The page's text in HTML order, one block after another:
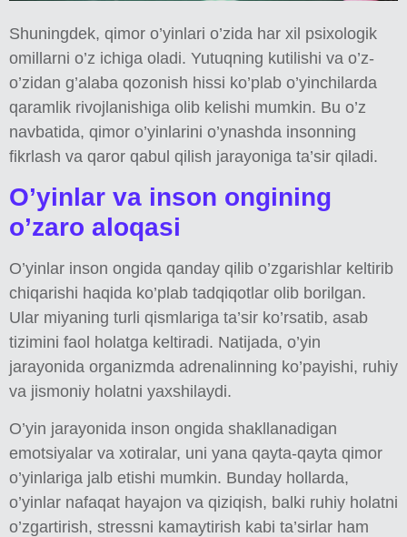
Shuningdek, qimor o’yinlari o’zida har xil psixologik
omillarni o’z ichiga oladi. Yutuqning kutilishi va o’z-
o’zidan g’alaba qozonish hissi ko’plab o’yinchilarda
qaramlik rivojlanishiga olib kelishi mumkin. Bu o’z
navbatida, qimor o’yinlarini o’ynashda insonning
fikrlash va qaror qabul qilish jarayoniga ta’sir qiladi.
O’yinlar va inson ongining
o’zaro aloqasi
O’yinlar inson ongida qanday qilib o’zgarishlar keltirib
chiqarishi haqida ko’plab tadqiqotlar olib borilgan.
Ular miyaning turli qismlariga ta’sir ko’rsatib, asab
tizimini faol holatga keltiradi. Natijada, o’yin
jarayonida organizmda adrenalinning ko’payishi, ruhiy
va jismoniy holatni yaxshilaydi.
O’yin jarayonida inson ongida shakllanadigan
emotsiyalar va xotiralar, uni yana qayta-qayta qimor
o’yinlariga jalb etishi mumkin. Bunday hollarda,
o’yinlar nafaqat hayajon va qiziqish, balki ruhiy holatni
o’zgartirish, stressni kamaytirish kabi ta’sirlar ham